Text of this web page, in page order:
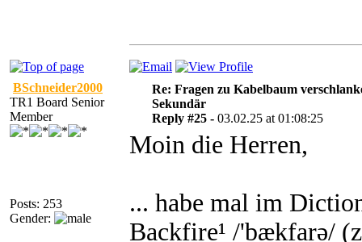
BSchneider2000
TR1 Board Senior
Member
Posts: 253
Gender:
Re: Fragen zu Kabelbaum
Sekundär
Reply #25 - 03.02.25 at 01:08:25
Moin die Herren,
... habe mal im
Backfire¹ /'bækfarǝ/